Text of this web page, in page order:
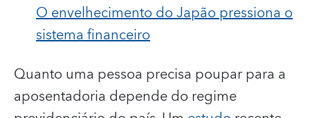
O envelhecimento do Japão pressiona o
sistema financeiro
Quanto uma pessoa precisa poupar para a
aposentadoria depende do regime